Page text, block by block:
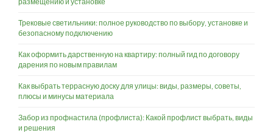
Трековые светильники: полное руководство по выбору, установке и
безопасному подключению
Как оформить дарственную на квартиру: полный гид по договору
дарения по новым правилам
Как выбрать террасную доску для улицы: виды, размеры, советы,
плюсы и минусы материала
Забор из профнастила (профлиста): Какой профлист выбрать, виды
и решения